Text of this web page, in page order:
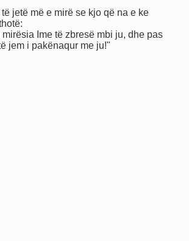
jetë më e mirë se kjo që na e ke
Ime të zbresë mbi ju, dhe pas
jem i pakënaqur me ju!"